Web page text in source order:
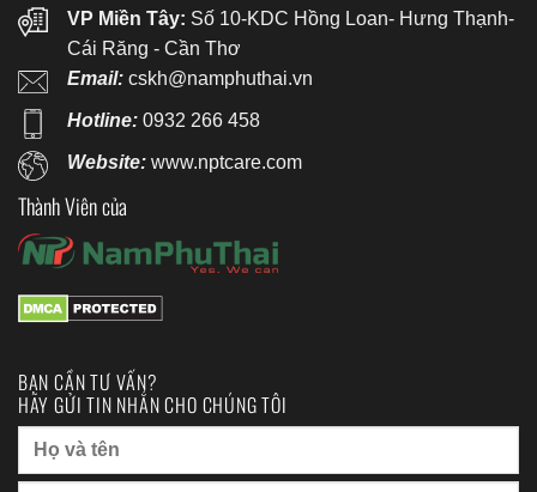
VP Miền Tây: Số 10-KDC Hồng Loan- Hưng Thạnh-
Cái Răng - Cần Thơ
Email: cskh@namphuthai.vn
Hotline: 0932 266 458
Website:www.nptcare.com
Thành Viên của
BẠN CẦN TƯ VẤN?
HÃY GỬI TIN NHẮN CHO CHÚNG TÔI